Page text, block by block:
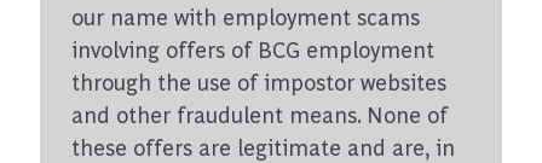
our name with employment scams
involving offers of BCG employment
through the use of impostor websites
and other fraudulent means. None of
these offers are legitimate and are, in